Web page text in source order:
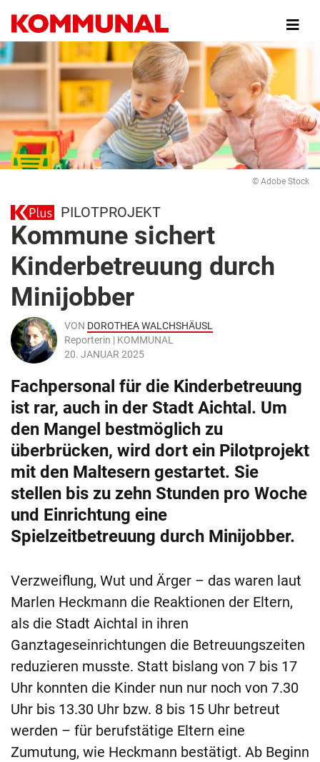
zum
Inhalt
© Adobe Stock
PILOTPROJEKT
Kommune sichert
Kinderbetreuung durch
Minijobber
VON DOROTHEA WALCHSHÄUSL
Reporterin | KOMMUNAL
20. JANUAR 2025
Fachpersonal für die Kinderbetreuung
ist rar, auch in der Stadt Aichtal. Um
den Mangel bestmöglich zu
überbrücken, wird dort ein Pilotprojekt
mit den Maltesern gestartet. Sie
stellen bis zu zehn Stunden pro Woche
und Einrichtung eine
Spielzeitbetreuung durch Minijobber.
Verzweiflung, Wut und Ärger – das waren laut
Marlen Heckmann die Reaktionen der Eltern,
als die Stadt Aichtal in ihren
Ganztageseinrichtungen die Betreuungszeiten
reduzieren musste. Statt bislang von 7 bis 17
Uhr konnten die Kinder nun nur noch von 7.30
Uhr bis 13.30 Uhr bzw. 8 bis 15 Uhr betreut
werden – für berufstätige Eltern eine
Zumutung, wie Heckmann bestätigt. Ab Beginn